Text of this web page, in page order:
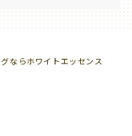
ならホワイトエッセンス